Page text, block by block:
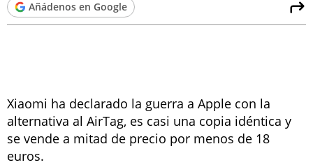
Añádenos en Google
Xiaomi ha declarado la guerra a Apple con la
alternativa al AirTag, es casi una copia idéntica y
se vende a mitad de precio por menos de 18
euros.